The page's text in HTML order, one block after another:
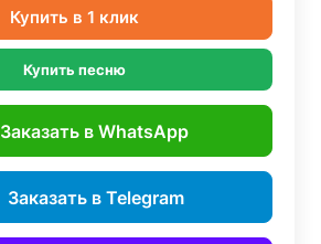
Купить в 1 клик
Купить песню
Заказать в WhatsApp
Заказать в Telegram